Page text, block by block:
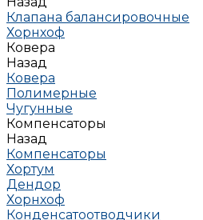
Клапана балансировочные
Хорнхоф
Ковера
Назад
Ковера
Полимерные
Чугунные
Компенсаторы
Назад
Компенсаторы
Хортум
Дендор
Хорнхоф
Конденсатоотводчики